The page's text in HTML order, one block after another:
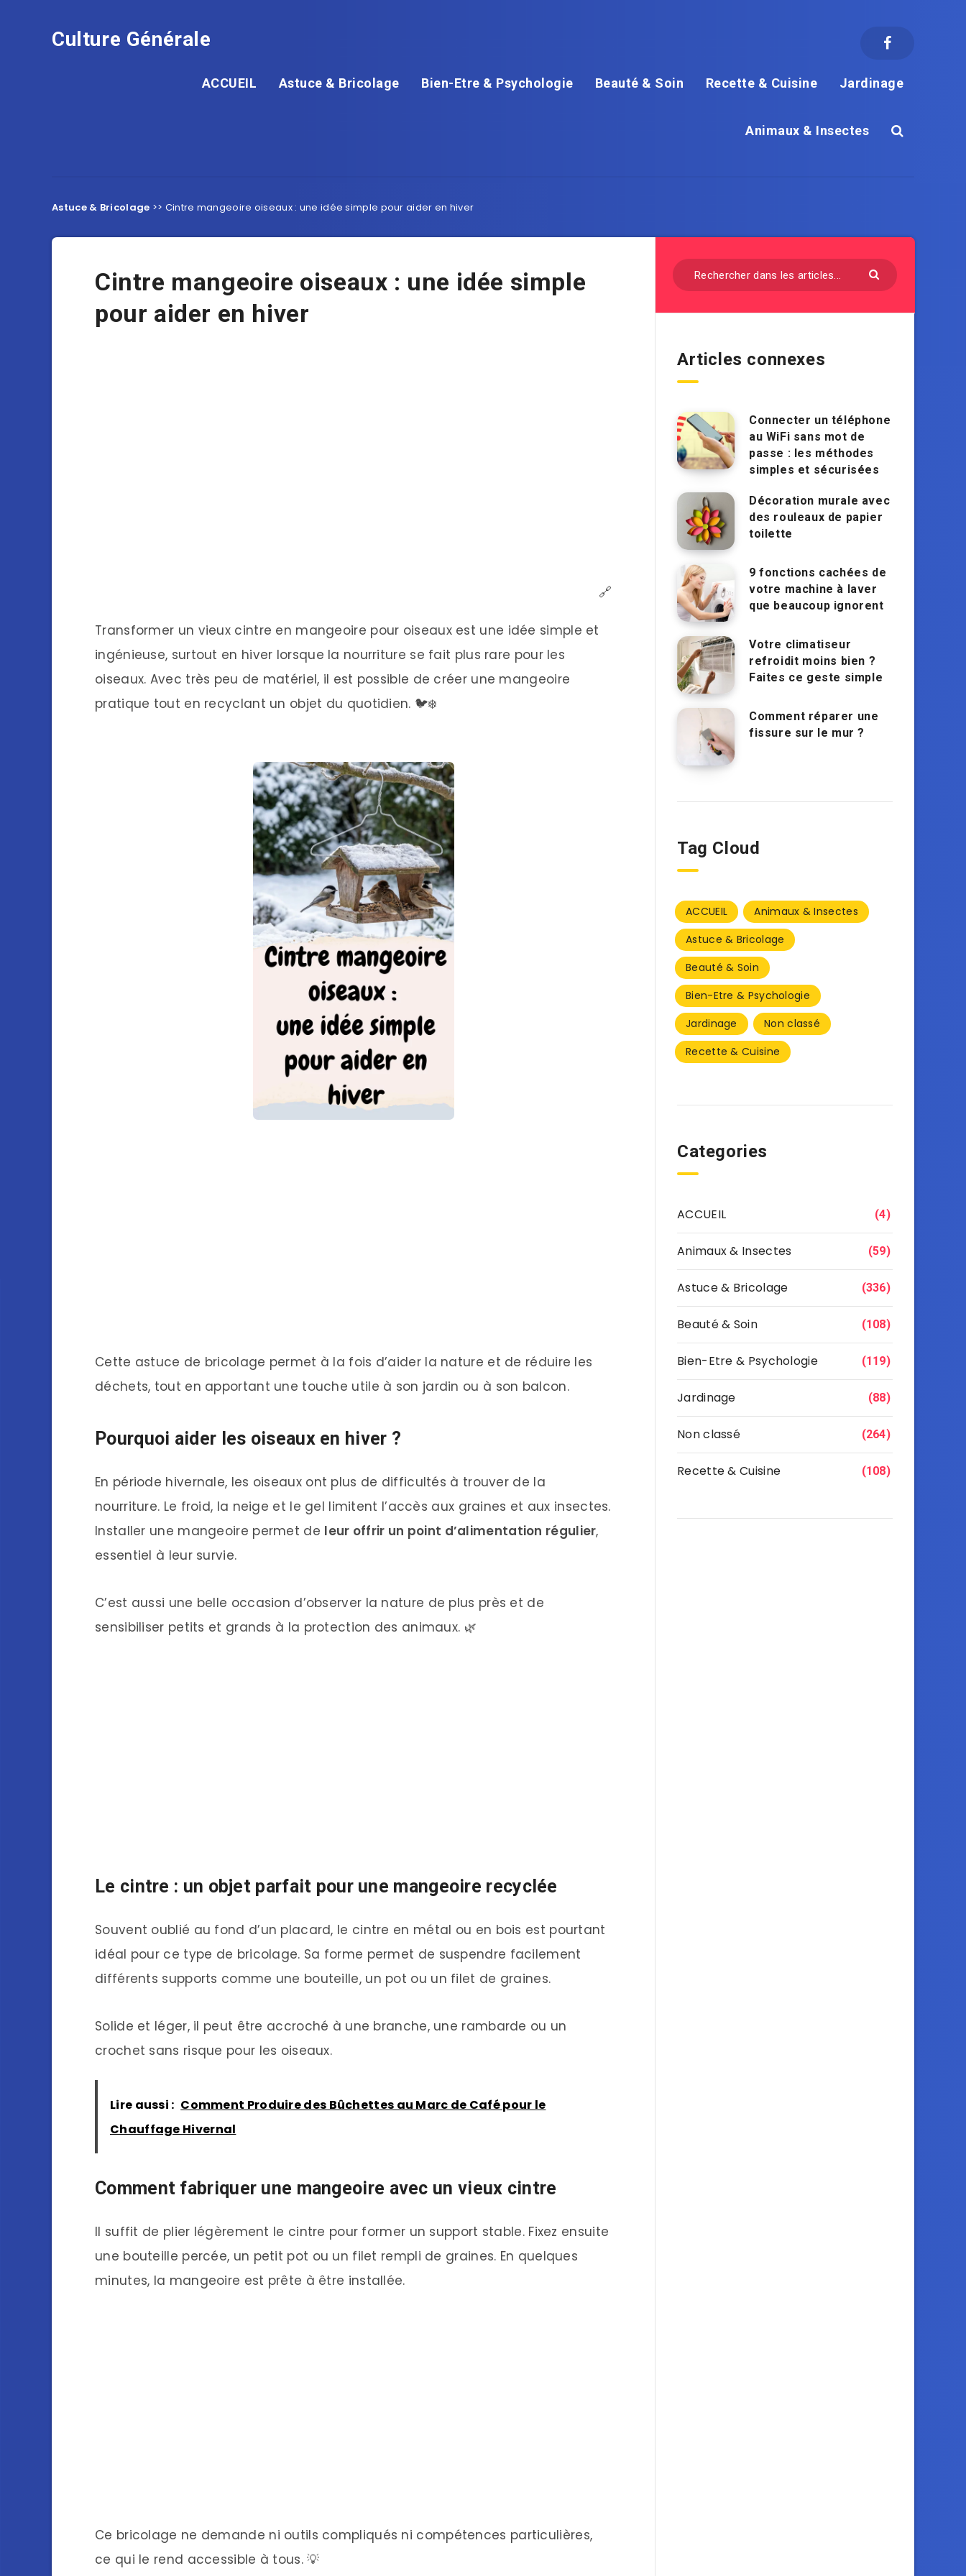
Culture Générale
ACCUEIL Astuce & Bricolage Bien-Etre & Psychologie Beauté & Soin Recette & Cuisine Jardinage
Animaux & Insectes
Astuce & Bricolage >> Cintre mangeoire oiseaux : une idée simple pour aider en hiver
Cintre mangeoire oiseaux : une idée simple
pour aider en hiver
🔗
Transformer un vieux cintre en mangeoire pour oiseaux est une idée simple et
ingénieuse, surtout en hiver lorsque la nourriture se fait plus rare pour les
oiseaux. Avec très peu de matériel, il est possible de créer une mangeoire
pratique tout en recyclant un objet du quotidien. 🐦❄️
Cette astuce de bricolage permet à la fois d’aider la nature et de réduire les
déchets, tout en apportant une touche utile à son jardin ou à son balcon.
Pourquoi aider les oiseaux en hiver ?
En période hivernale, les oiseaux ont plus de difficultés à trouver de la
nourriture. Le froid, la neige et le gel limitent l’accès aux graines et aux insectes.
Installer une mangeoire permet de leur offrir un point d’alimentation régulier,
essentiel à leur survie.
C’est aussi une belle occasion d’observer la nature de plus près et de
sensibiliser petits et grands à la protection des animaux. 🌿
Le cintre : un objet parfait pour une mangeoire recyclée
Souvent oublié au fond d’un placard, le cintre en métal ou en bois est pourtant
idéal pour ce type de bricolage. Sa forme permet de suspendre facilement
différents supports comme une bouteille, un pot ou un filet de graines.
Solide et léger, il peut être accroché à une branche, une rambarde ou un
crochet sans risque pour les oiseaux.
Lire aussi : Comment Produire des Bûchettes au Marc de Café pour le
Chauffage Hivernal
Comment fabriquer une mangeoire avec un vieux cintre
Il suffit de plier légèrement le cintre pour former un support stable. Fixez ensuite
une bouteille percée, un petit pot ou un filet rempli de graines. En quelques
minutes, la mangeoire est prête à être installée.
Ce bricolage ne demande ni outils compliqués ni compétences particulières,
ce qui le rend accessible à tous. 💡
Articles connexes
Connecter un téléphone
au WiFi sans mot de
passe : les méthodes
simples et sécurisées
Décoration murale avec
des rouleaux de papier
toilette
9 fonctions cachées de
votre machine à laver
que beaucoup ignorent
Votre climatiseur
refroidit moins bien ?
Faites ce geste simple
Comment réparer une
fissure sur le mur ?
Tag Cloud
ACCUEIL
Animaux & Insectes
Astuce & Bricolage
Beauté & Soin
Bien-Etre & Psychologie
Jardinage
Non classé
Recette & Cuisine
Categories
ACCUEIL (4)
Animaux & Insectes (59)
Astuce & Bricolage (336)
Beauté & Soin (108)
Bien-Etre & Psychologie (119)
Jardinage (88)
Non classé (264)
Recette & Cuisine (108)